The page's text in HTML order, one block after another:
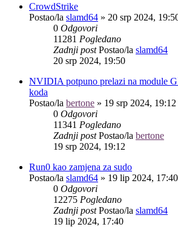
CrowdStrike
Postao/la slamd64 » 20 srp 2024,
0 Odgovori
11281 Pogledano
Zadnji postPostao/la slamd64
20 srp 2024, 19:50
NVIDIA potpuno prelazi na module
koda
Postao/la bertone » 19 srp 2024, 19:12
0 Odgovori
11341 Pogledano
Zadnji postPostao/la bertone
19 srp 2024, 19:12
Run0 kao zamjena za sudo
Postao/la slamd64 » 19 lip 2024, 17:40
0 Odgovori
12275 Pogledano
Zadnji postPostao/la slamd64
19 lip 2024, 17:40